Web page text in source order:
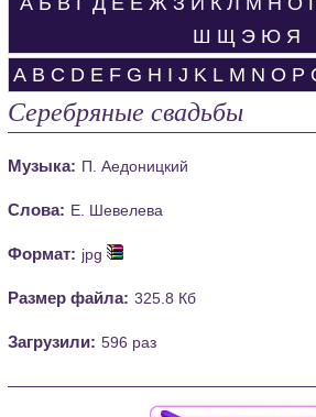
Ш Щ Э Ю Я
A B C D E F G H I J K L M N O P
Серебряные свадьбы
Музыка: П. Аедоницкий
Слова: Е. Шевелева
Формат: jpg
Размер файла: 325.8 Кб
Загрузили: 596 раз